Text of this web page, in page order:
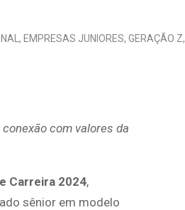
, EMPRESAS JUNIORES, GERAÇÃO Z,
com valores da
Carreira 2024,
sênior em modelo